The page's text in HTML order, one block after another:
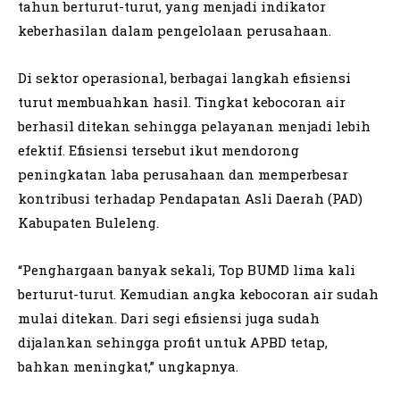
tahun berturut-turut, yang menjadi indikator
keberhasilan dalam pengelolaan perusahaan.
Di sektor operasional, berbagai langkah efisiensi
turut membuahkan hasil. Tingkat kebocoran air
berhasil ditekan sehingga pelayanan menjadi lebih
efektif. Efisiensi tersebut ikut mendorong
peningkatan laba perusahaan dan memperbesar
kontribusi terhadap Pendapatan Asli Daerah (PAD)
Kabupaten Buleleng.
“Penghargaan banyak sekali, Top BUMD lima kali
berturut-turut. Kemudian angka kebocoran air sudah
mulai ditekan. Dari segi efisiensi juga sudah
dijalankan sehingga profit untuk APBD tetap,
bahkan meningkat,” ungkapnya.